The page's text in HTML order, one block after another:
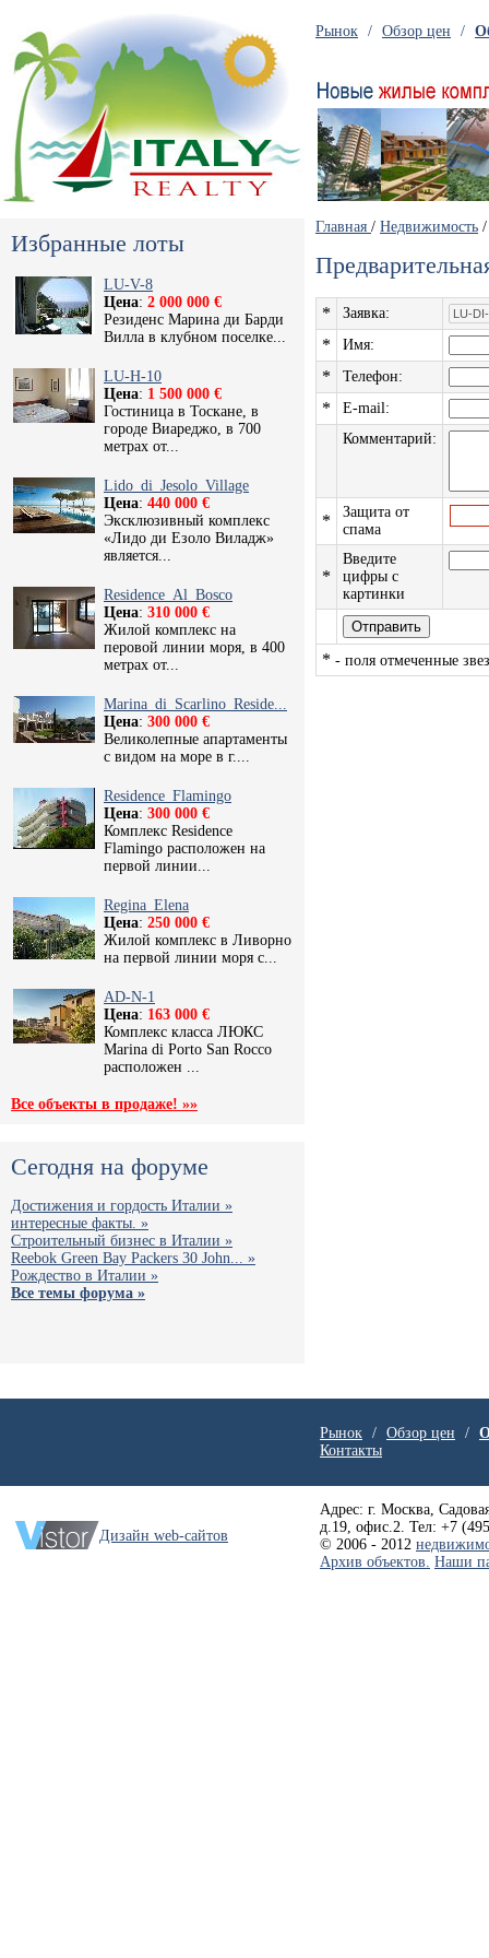
Рынок / Обзор цен /
Избранные лоты
LU-V-8
Цена: 2 000 000 €
Резиденс Марина ди Барди
Вилла в клубном поселке...
LU-H-10
Цена: 1 500 000 €
Гостиница в Тоскане, в
городе Виареджо, в 700
метрах от...
Lido_di_Jesolo_Village
Цена: 440 000 €
Эксклюзивный комплекс
«Лидо ди Езоло Виладж»
является...
Residence_Al_Bosco
Цена: 310 000 €
Жилой комплекс на
перовой линии моря, в 400
метрах от...
Marina_di_Scarlino_Reside...
Цена: 300 000 €
Великолепные апартаменты
с видом на море в г....
Residence_Flamingo
Цена: 300 000 €
Комплекс Residence
Flamingo расположен на
первой линии...
Regina_Elena
Цена: 250 000 €
Жилой комплекс в Ливорно
на первой линии моря с...
AD-N-1
Цена: 163 000 €
Комплекс класса ЛЮКС
Marina di Porto San Rocco
расположен ...
Все объекты в продаже! »»
Сегодня на форуме
Достижения и гордость Италии »
интересные факты. »
Строительный бизнес в Италии »
Reebok Green Bay Packers 30 John... »
Рождество в Италии »
Все темы форума »
Главная / Недвижимость
* Заявка:
* Имя:
* Телефон:
*
E-mail:
Комментарий:
*
Защита от
спама
*
Введите
цифры с
картинки
* - поля отмеченные
Рынок / Обзор цен /
Контакты
Дизайн web-сайтов
Адрес: г. Москва,
д.19, офис.2. Тел: +7
© 2006 - 2012
Архив объектов. Наши